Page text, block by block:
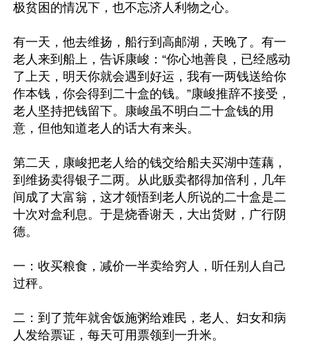
极贫困的情况下，也不忘济人利物之心。
有一天，他去维扬，船行到高邮湖，天晚了。有一
老人来到船上，告诉康峻：“你心地善良，已经感动
了上天，明天你就会遇到好运，我有一两钱送给你
作本钱，你会得到二十盒的钱。”康峻推辞不接受，
老人坚持把钱留下。康峻虽不明白二十盒钱的用
意，但他知道老人的话大有来头。
第二天，康峻把老人给的钱交给船夫买湖中莲藕，
到维扬卖得银子二两。从此贩卖都得加倍利，几年
间成了大富翁，这才领悟到老人所说的二十盒是二
十次对盒利息。于是烧香谢天，大出货财，广行阴
德。
一：收买粮食，减价一半卖给穷人，听任别人自己
过秤。
二：到了荒年就舍饭施粥给难民，老人、妇女和病
人发给票证，每天可用票领到一升米。